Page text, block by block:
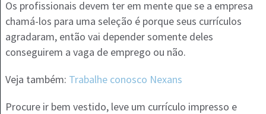
Os profissionais devem ter em mente que se a empresa
chamá-los para uma seleção é porque seus currículos
agradaram, então vai depender somente deles
conseguirem a vaga de emprego ou não.
Veja também: Trabalhe conosco Nexans
Procure ir bem vestido, leve um currículo impresso e